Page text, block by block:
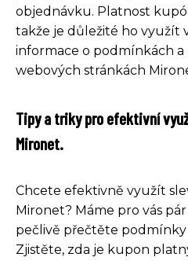
objednávku. Platnost
takže je důležité ho využít
informace o podmínkách
webových stránkách
Tipy a triky pro efektivní
Mironet.
Chcete efektivně využít
Mironet? Máme pro vás
pečlivě přečtěte
Zjistěte, zda je kupon